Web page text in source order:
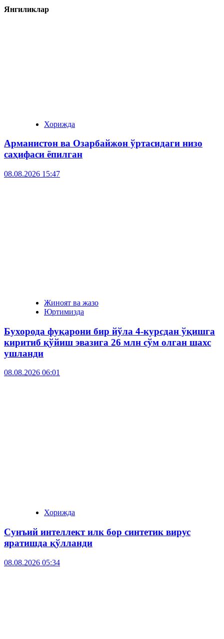
Янгиликлар
Хорижда
Арманистон ва Озарбайжон ўртасидаги низо
саҳифаси ёпилган
08.08.2026 15:47
Жиноят ва жазо
Юртимизда
Бухорода фуқарони бир йўла 4-курсдан ўқишга
киритиб қўйиш эвазига 26 млн сўм олган шахс
ушланди
08.08.2026 06:01
Хорижда
Сунъий интеллект илк бор синтетик вирус
яратишда қўлланди
08.08.2026 05:34